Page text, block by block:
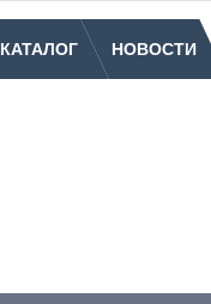
КАТАЛОГ НОВОСТИ